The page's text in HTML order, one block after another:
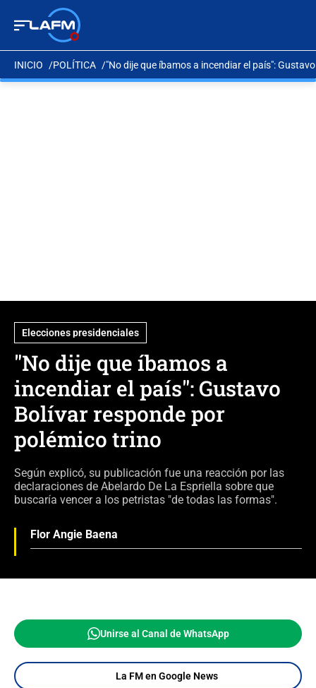
INICIO POLÍTICA "No dije que íbamos a incendiar el país":
Elecciones presidenciales
"No dije que íbamos a
incendiar el país": Gustavo
Bolívar responde por
polémico trino
Según explicó, su publicación fue una reacción por las
declaraciones de Abelardo De La Espriella sobre que
buscaría vencer a los petristas "de todas las formas".
Flor Angie Baena
Unirse al Canal de WhatsApp
La FM en Google News